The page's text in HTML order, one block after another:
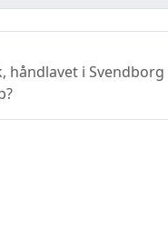
håndlavet i Svendborg